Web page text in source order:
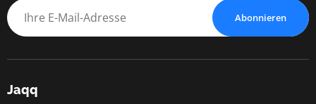
Abonnieren
Jaqq